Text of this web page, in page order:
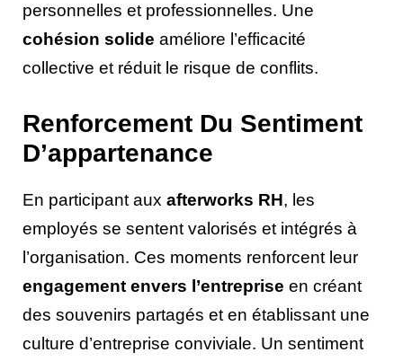
personnelles et professionnelles. Une
cohésion solide améliore l’efficacité
collective et réduit le risque de conflits.
Renforcement Du Sentiment
D’appartenance
En participant aux afterworks RH, les
employés se sentent valorisés et intégrés à
l’organisation. Ces moments renforcent leur
engagement envers l’entreprise en créant
des souvenirs partagés et en établissant une
culture d’entreprise conviviale. Un sentiment